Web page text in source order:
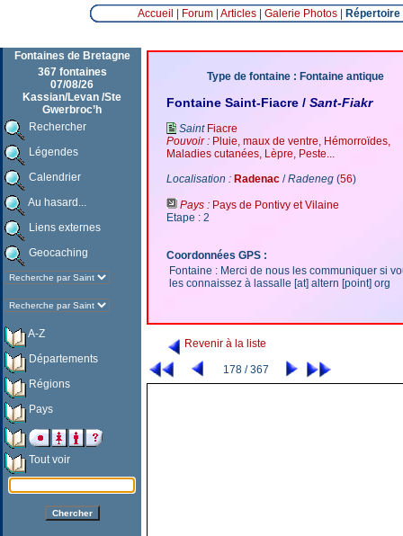
Accueil Forum| Articles| Galerie Photos|
Fontaines de Bretagne
367 fontaines
07/08/26
Kassian/Levan /Ste
Gwerbroc’h
Rechercher
Légendes
Calendrier
Au hasard...
Liens externes
Geocaching
A-Z
Départements
Régions
Pays
Tout voir
Type de fontaine : Fontaine antique
Fontaine Saint-Fiacre / Sant-Fiakr
Saint Fiacre
Pouvoir : Pluie, maux de ventre, Hémorroïdes,
Maladies cutanées, Lèpre, Peste...
Localisation : Radenac /Radeneg (56)
Pays : Pays de Pontivy et Vilaine
Etape : 2
Coordonnées GPS :
Fontaine : Merci de nous les communiquer si
les connaissez à lassalle [at] altern [point] org
Revenir à la liste
178 / 367